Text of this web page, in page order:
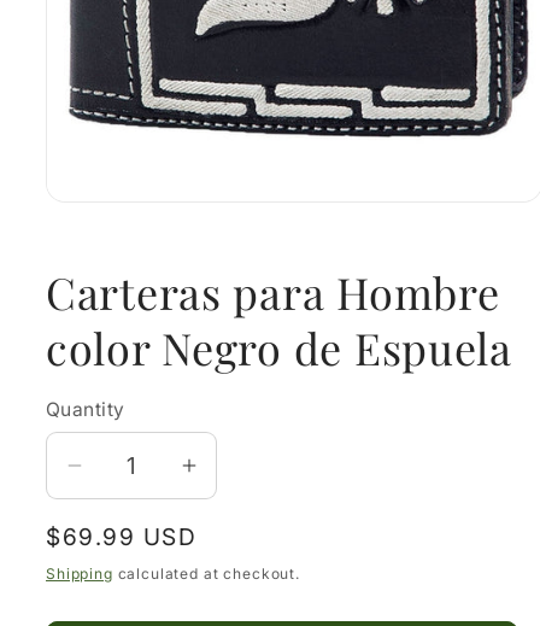
modal
Carteras para Hombre
color Negro de Espuela
Quantity
Decrease
for
Carteras
Increase
for
Carteras
Regular
price
$69.99 USD
Shipping calculated at checkout.